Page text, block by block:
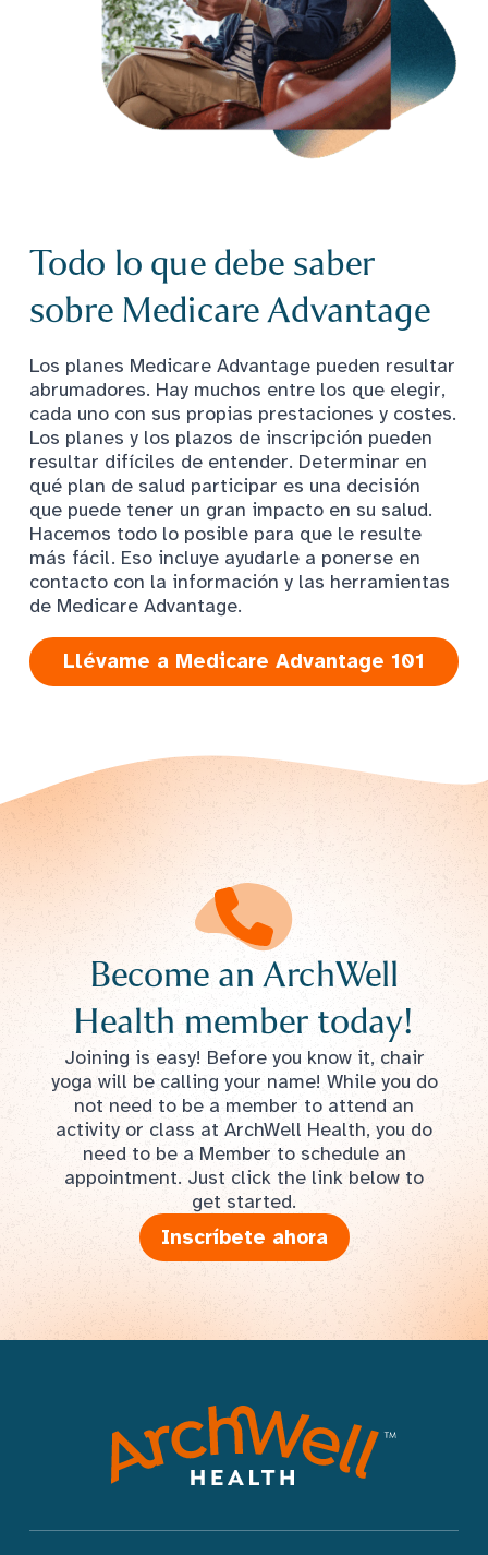
Todo lo que debe saber
sobre Medicare Advantage
Los planes Medicare Advantage pueden resultar
abrumadores. Hay muchos entre los que elegir,
cada uno con sus propias prestaciones y costes.
Los planes y los plazos de inscripción pueden
resultar difíciles de entender. Determinar en
qué plan de salud participar es una decisión
que puede tener un gran impacto en su salud.
Hacemos todo lo posible para que le resulte
más fácil. Eso incluye ayudarle a ponerse en
contacto con la información y las herramientas
de Medicare Advantage.
Llévame a Medicare Advantage 101
Become an ArchWell
Health member today!
Joining is easy! Before you know it, chair
yoga will be calling your name! While you do
not need to be a member to attend an
activity or class at ArchWell Health, you do
need to be a Member to schedule an
appointment. Just click the link below to
get started.
Inscríbete ahora